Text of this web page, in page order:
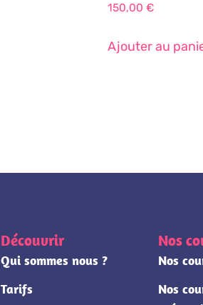
150,00 €
Ajouter au
Découvrir
Qui sommes nous ?
Tarifs
Nos
Nos
Nos